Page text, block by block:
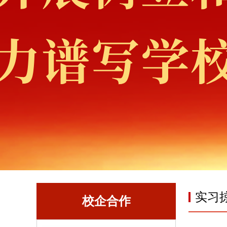
校企合作 实习